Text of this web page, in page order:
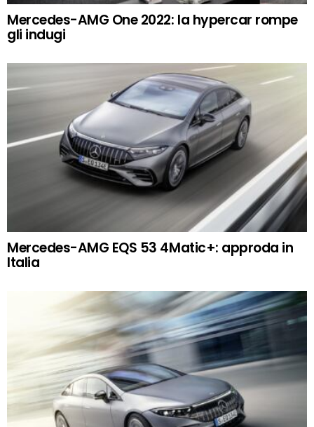
Mercedes-AMG One 2022: la hypercar rompe
gli indugi
Mercedes-AMG EQS 53 4Matic+: approda in
Italia